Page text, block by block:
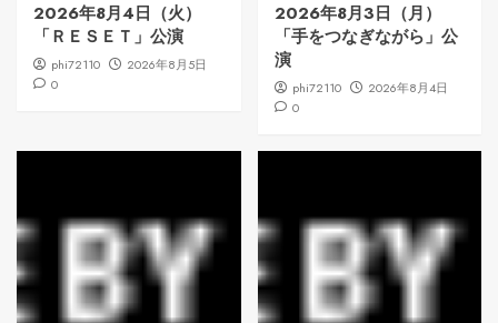
2026年8月4日（火）
「ＲＥＳＥＴ」公演
phi72110
2026年8月5日
0
2026年8月3日（月）
「手をつなぎながら」公
演
phi72110
2026年8月4日
0